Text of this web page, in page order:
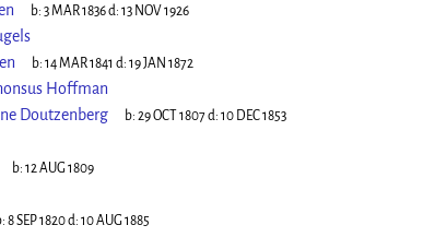
b: 3 MAR 1836d: 13 NOV 1926
b: 14 MAR 1841 d: 19 JAN 1872
Hoffman
Doutzenberg b: 29 OCT 1807d: 10 DEC 1853
b: 12 AUG 1809
8 SEP 1820d: 10 AUG 1885